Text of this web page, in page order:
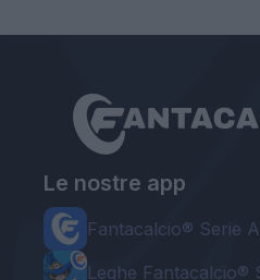
Le nostre app
Fantacalcio® Serie
Leghe Fantacalcio®